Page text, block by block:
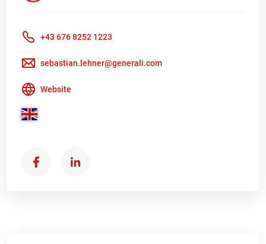
+43 676 8252 1223
sebastian.lehner@generali.com
Website